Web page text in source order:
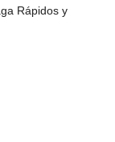
Rápidos y